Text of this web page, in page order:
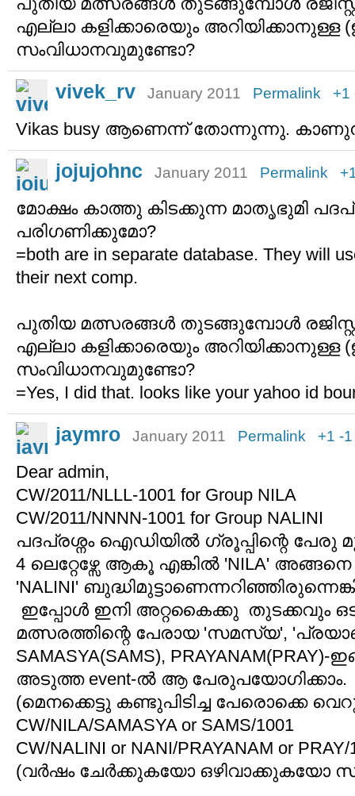
എല്ലാ കളിക്കാരെയും അറിയിക്കാനുള്ള
സംവിധാനവുമുണ്ടോ?
vivek_rv January 2011 Permalink +1
Vikas busy ആണെന്ന് തോന്നുന്നു.
jojujohnc January 2011 Permalink
മോക്ഷം കാത്തു കിടക്കുന്ന മാതൃഭുമി
പരിഗണിക്കുമോ?
=both are in separate database. They will
their next comp.
പുതിയ മത്സരങ്ങള്‍ തുടങ്ങുമ്പോള്‍
എല്ലാ കളിക്കാരെയും അറിയിക്കാനുള്ള
സംവിധാനവുമുണ്ടോ?
=Yes, I did that. looks like your yahoo id
jaymro January 2011 Permalink +1 -1
Dear admin,
CW/2011/NLLL-1001 for Group NILA
CW/2011/NNNN-1001 for Group NALINI
പദപ്രശ്നം ഐഡിയിൽ ഗ്രൂപ്പിന്റെ
4 ലെറ്റേഴ്സേ ആകൂ എങ്കിൽ 'NILA'
'NALINI'
ഇപ്പോൾ ഇനി അറ്റകൈക്കു തുടക്കവും
മത്സരത്തിന്റെ പേരായ 'സമസ്യ',
SAMASYA(SAMS), PRAYANAM(PRAY)-
അടുത്ത event-ൽ ആ പേരുപയോഗിക്കാം.
(മെനക്കെട്ടു കണ്ടുപിടിച്ച പേരൊക്കെ
CW/NILA/SAMASYA or SAMS/1001
CW/NALINI or NANI/PRAYANAM or PRAY/
(വർഷം ചേർക്കുകയോ ഒഴിവാക്കുകയോ